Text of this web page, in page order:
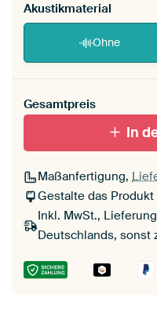
Akustikmaterial
Ohne
Gesamtpreis
In
Maßanfertigung,
Gestalte das
Inkl. MwSt.,
Deutschlands, sonst